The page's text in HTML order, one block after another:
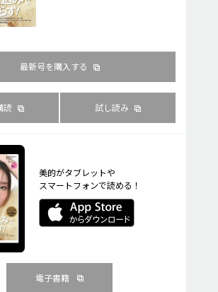
最新号を購入する
読 試し読み
美的がタブレットや
スマートフォンで読める！
電子書籍